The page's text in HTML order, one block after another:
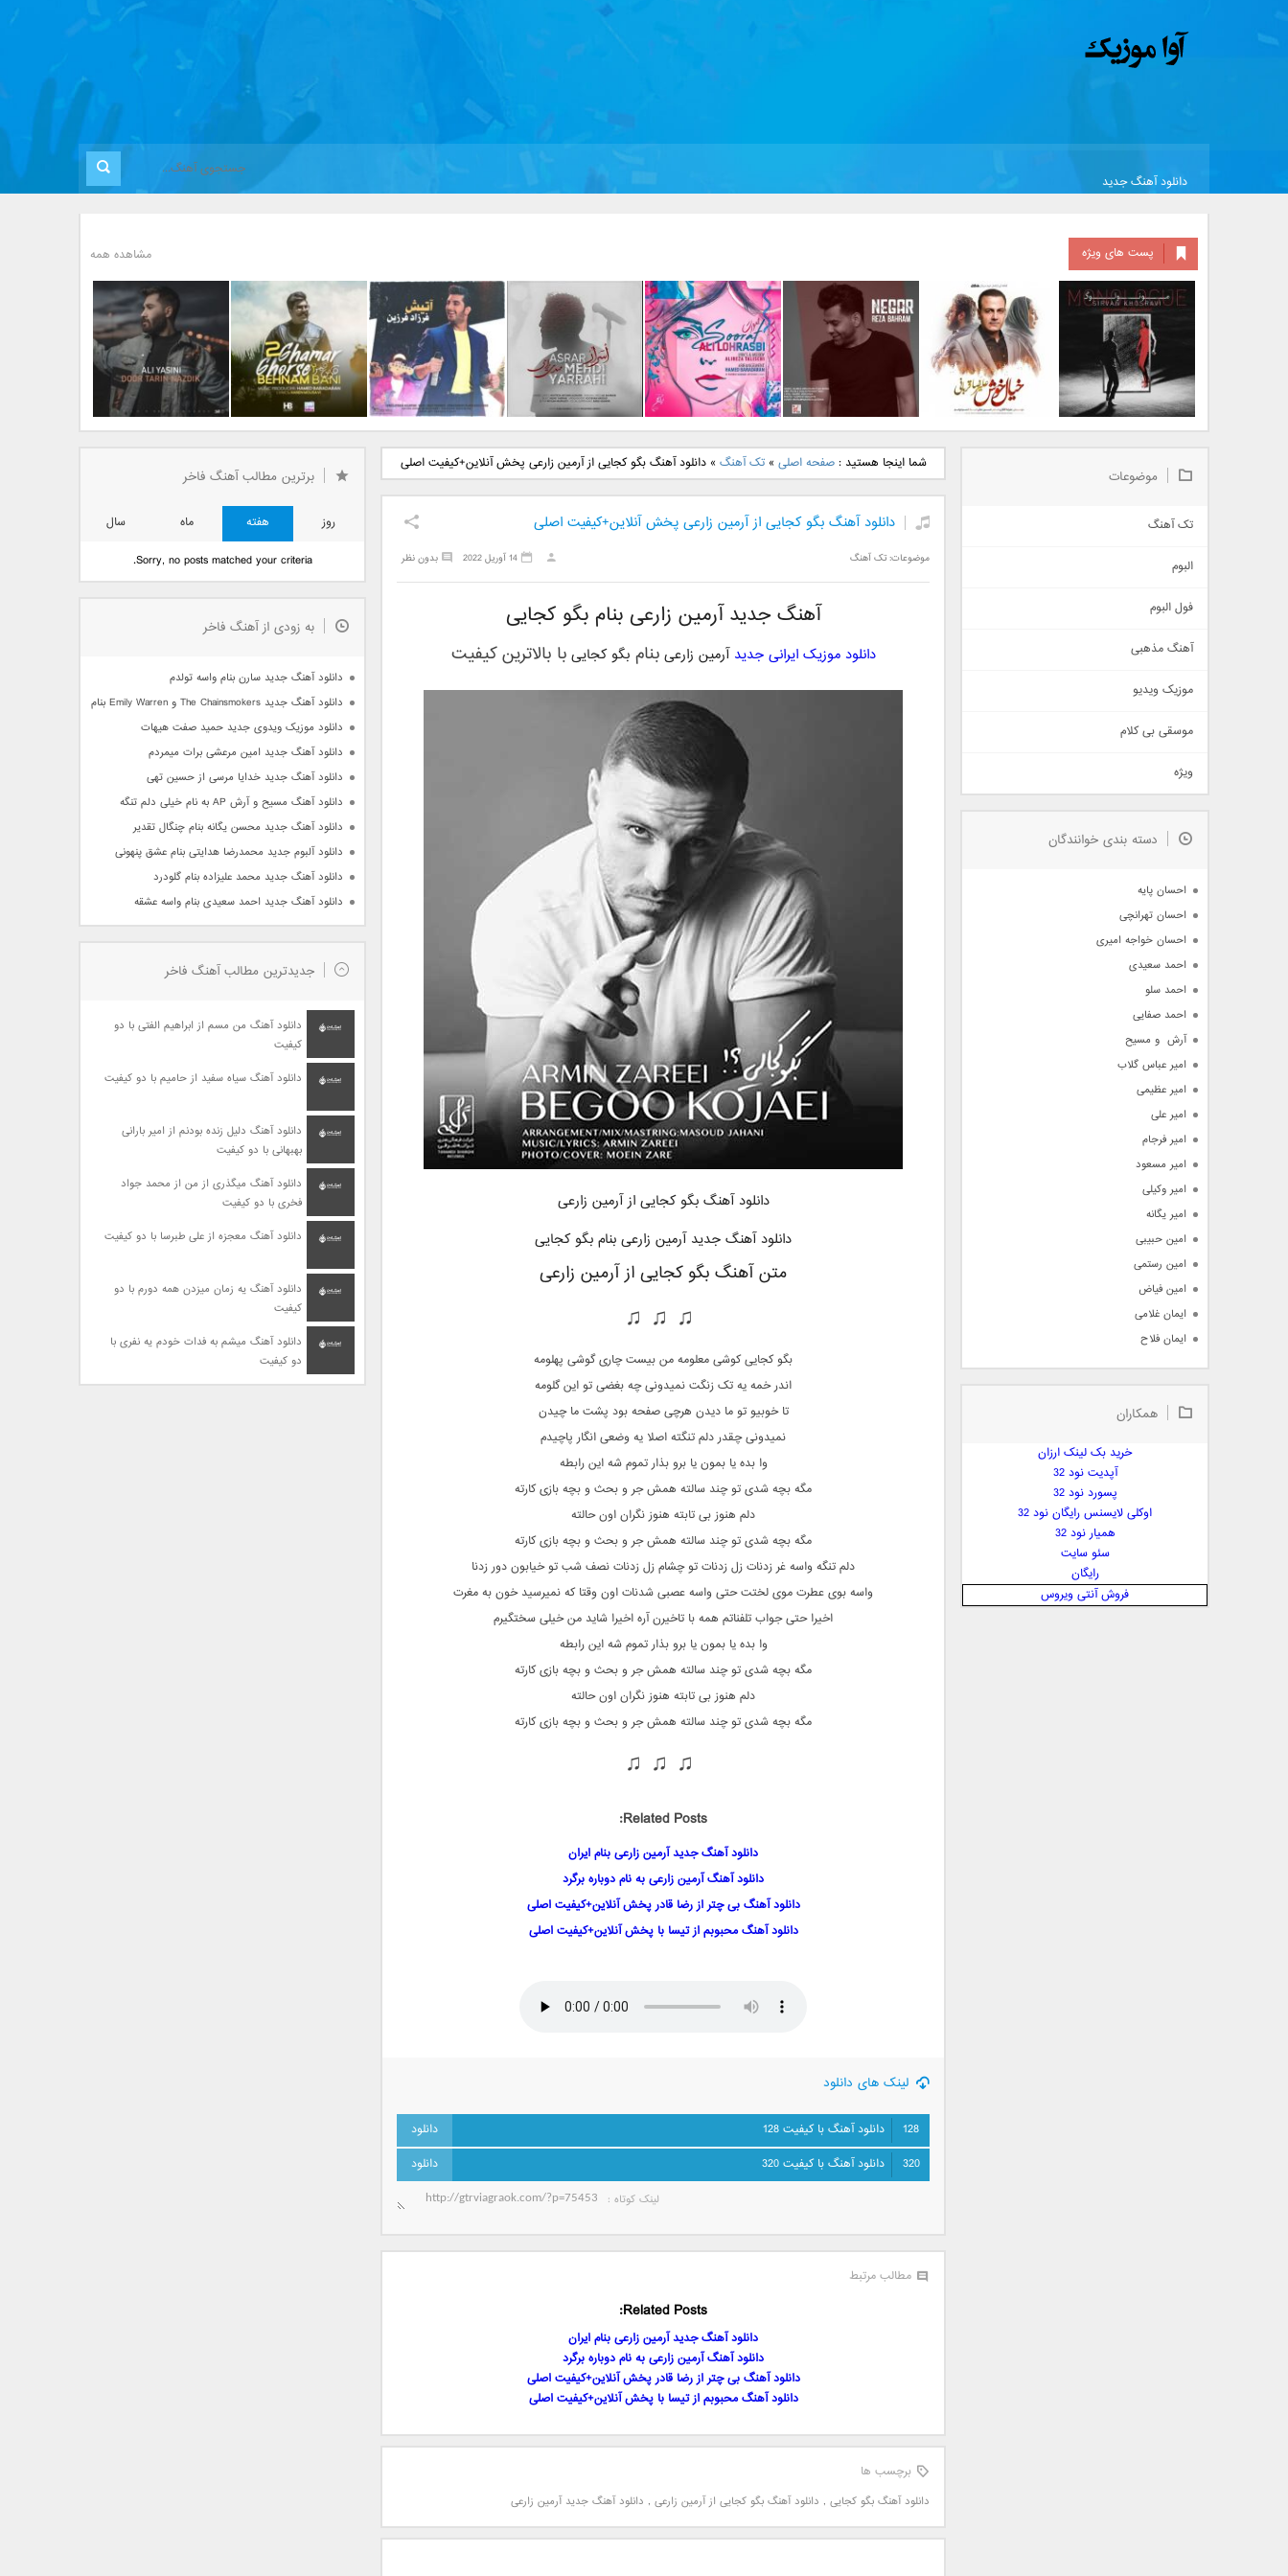
دانلود آهنگ جدید
پست های ویژه مشاهده همه
خسروی بنام مونولوگ
دانلود آهنگ جدید علیرضا
دانلود آهنگ جدید رضا
بهرام بنام نگار
دانلود آهنگ جدید علی
لهراسبی بنام صورت
دانلود آهنگ جدید مهدی
یراحی بنام اسرار
دانلود آهنگ جدید فرزاد
فرزین بنام آتیش
بانی بنام قرص قمر 2
یاسینی بنام دورترین نزدیک
شما اینجا هستید :صفحه اصلی »تک آهنگ »دانلود آهنگ بگو کجایی از آرمین زارعی پخش آنلاین+کیفیت اصلی
دانلود آهنگ بگو کجایی از آرمین زارعی پخش آنلاین+کیفیت اصلی
موضوعات:تک آهنگ بدون نظر 14 آوریل 2022
آهنگ جدید آرمین زارعی بنام بگو کجایی
دانلود موزیک ایرانی جدید آرمین زارعیبنامبگو کجاییبا بالاترین کیفیت
دانلود آهنگ بگو کجاییاز آرمین زارعی
دانلود آهنگ جدید آرمین زارعی بنام بگو کجایی
متن آهنگ بگو کجایی از آرمین زارعی
♫ ♫ ♫
بگو کجایی کوشی معلومه من بیست چاری گوشی پهلومه
اندر خمه یه تک زنگت نمیدونی چه بغضی تو این گلومه
تا خوبیو تو ما دیدن هرچی صفحه بود پشت ما چیدن
نمیدونی چقدر دلم تنگته اصلا یه وضعی انگار پاچیدم
وا بده یا بمون یا برو بذار تموم شه این رابطه
مگه بچه شدی تو چند سالته همش جر و بحث و بچه بازی کارته
دلم هنوز بی تابته هنوز نگران اون حالته
مگه بچه شدی تو چند سالته همش جر و بحث و بچه بازی کارته
دلم تنگه واسه غر زدنات زل زدنات تو چشام زل زدنات نصف شب تو خیابون دور زدنا
واسه بوی عطرت موی لختت حتی واسه عصبی شدنات اون وقتا که نمیرسید خون به مغرت
اخیرا حتی جواب تلفناتم همه با تاخیرن آره اخیرا شاید من خیلی سختگیرم
وا بده یا بمون یا برو بذار تموم شه این رابطه
مگه بچه شدی تو چند سالته همش جر و بحث و بچه بازی کارته
دلم هنوز بی تابته هنوز نگران اون حالته
مگه بچه شدی تو چند سالته همش جر و بحث و بچه بازی کارته
♫ ♫ ♫
Related Posts:
دانلود آهنگ جدید آرمین زارعی بنام ایران
دانلود آهنگ آرمین زارعی به نام دوباره برگرد
دانلود آهنگ بی چتر از رضا قادر پخش آنلاین+کیفیت اصلی
دانلود آهنگ محبوبم از تیسا با پخش آنلاین+کیفیت اصلی
لینک های دانلود
128
دانلود آهنگ با کیفیت 128
320
دانلود آهنگ با کیفیت 320
لینک کوتاه‌ :
مطالب مرتبط
Related Posts:
دانلود آهنگ جدید آرمین زارعی بنام ایران
دانلود آهنگ آرمین زارعی به نام دوباره برگرد
دانلود آهنگ بی چتر از رضا قادر پخش آنلاین+کیفیت اصلی
دانلود آهنگ محبوبم از تیسا با پخش آنلاین+کیفیت اصلی
برچسب ها
دانلود آهنگ بگو کجایی , دانلود آهنگ بگو کجایی از آرمین زارعی , دانلود آهنگ جدید آرمین زارعی
برترین مطالب آهنگ فاخر
روز هفته ماه
سال
Sorry, no posts matched your criteria.
به زودی از آهنگ فاخر
دانلود آهنگ جدید سارن بنام واسه تولدم
دانلود آهنگ جدید The Chainsmokers و Emily Warren بنام Side Effects
دانلود موزیک ویدوی جدید حمید صفت هیهات
دانلود آهنگ جدید امین مرعشی برات میمردم
دانلود آهنگ جدید خدایا مرسی از حسین تهی
دانلود آهنگ مسیح و آرش AP به نام خیلی دلم تنگه
دانلود آهنگ جدید محسن یگانه بنام چنگال تقدیر
دانلود آلبوم جدید محمدرضا هدایتی بنام عشق پنهونی
دانلود آهنگ جدید محمد علیزاده بنام گلودرد
دانلود آهنگ جدید احمد سعیدی بنام واسه عشقه
جدیدترین مطالب آهنگ فاخر
دانلود آهنگ من مسم از ابراهیم الفتی با دو
کیفیت
دانلود آهنگ سیاه سفید از حامیم با دو کیفیت
دانلود آهنگ دلیل زنده بودنم از امیر بارانی
بهبهانی با دو کیفیت
دانلود آهنگ میگذری از من از محمد جواد
فخری با دو کیفیت
دانلود آهنگ معجزه از علی طبرسا با دو کیفیت
دانلود آهنگ یه زمان میزدن همه دورم با دو
کیفیت
دانلود آهنگ میشم به فدات خودم یه نفری با
دو کیفیت
موضوعات
تک آهنگ
اجتماعی
حماسی
سنتی
اهنگ بندرعباسی
دمو
مذهبی
جدیدترین ها
البوم
فول البوم
آهنگ مذهبی
موزیک ویدیو
موسقی بی کلام
ویژه
دسته بندی خوانندگان
احسان پایه
احسان تهرانچی
احسان خواجه امیری
احمد سعیدی
احمد سلو
احمد صفایی
آرش  و مسیح
امیر عباس گلاب
امیر عظیمی
امیر علی
امیر فرجام
امیر مسعود
امیر وکیلی
امیر یگانه
امین حبیبی
امین رستمی
امین فیاض
ایمان غلامی
ایمان فلاح
بابک جهانبخش
بابک مافی
بهنام صفوی
پارسا چیلیک
همکاران
خرید بک لینک ارزان
آپدیت نود 32
پسورد نود 32
اوکلی لایسنس رایگان نود 32
همیار نود 32
سئو سایت
رایگان
فروش آنتی ویروس